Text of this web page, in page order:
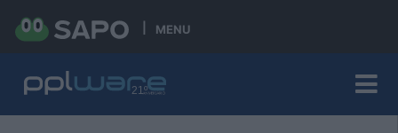
MENU